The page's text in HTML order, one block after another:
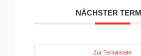
NÄCHSTER
Zur Terminseite